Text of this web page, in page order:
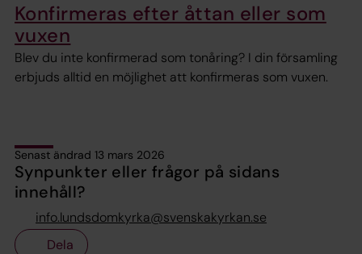
Konfirmeras efter åttan eller som
vuxen
Blev du inte konfirmerad som tonåring? I din församling
erbjuds alltid en möjlighet att konfirmeras som vuxen.
Senast ändrad 13 mars 2026
Synpunkter eller frågor på sidans
innehåll?
info.lundsdomkyrka@svenskakyrkan.se
Dela